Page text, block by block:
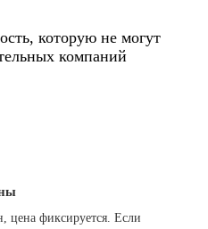
которую не могут
компаний
цена фиксируется. Если